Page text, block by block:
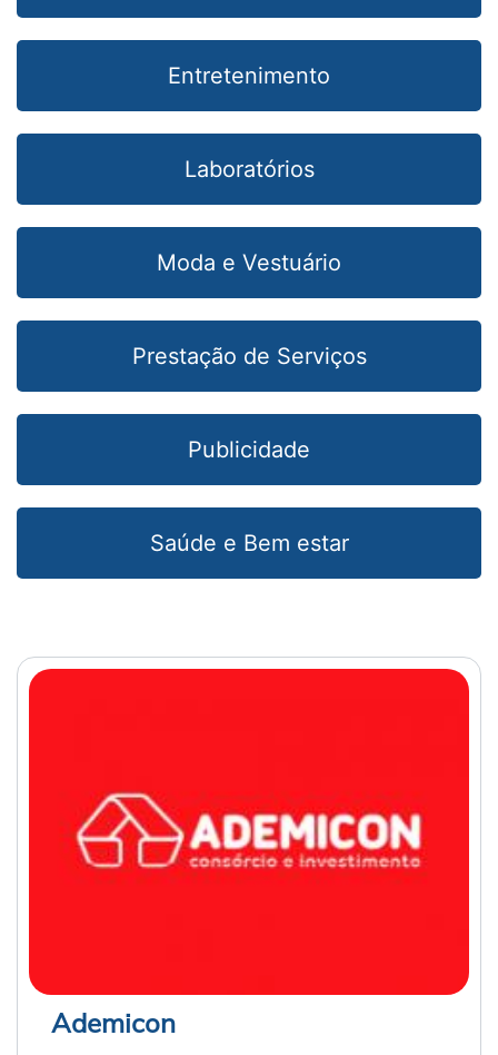
Entretenimento
Laboratórios
Moda e Vestuário
Prestação de Serviços
Publicidade
Saúde e Bem estar
Ademicon